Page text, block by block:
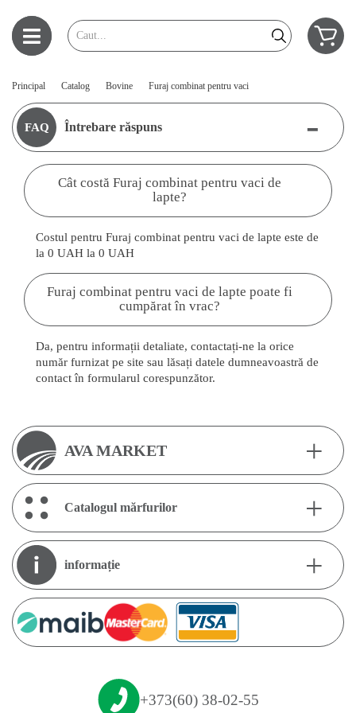
Principal Catalog Bovine Furaj combinat pentru vaci
FAQ Întrebare răspuns -
Cât costă Furaj combinat pentru vaci de
lapte?
Costul pentru Furaj combinat pentru vaci de lapte este de
la 0 UAH la 0 UAH
Furaj combinat pentru vaci de lapte poate fi
cumpărat în vrac?
Da, pentru informații detaliate, contactați-ne la orice
număr furnizat pe site sau lăsați datele dumneavoastră de
contact în formularul corespunzător.
AVA MARKET +
Catalogul mărfurilor +
Animale:
Păsări
Bovine
Premixuri
SPMV
Сategorii populare:
Combicorm pentru porci
informație +
Dealeri
Depozite
Dreptul la retur
Posturile noastre vacante
+373(60) 38-02-55